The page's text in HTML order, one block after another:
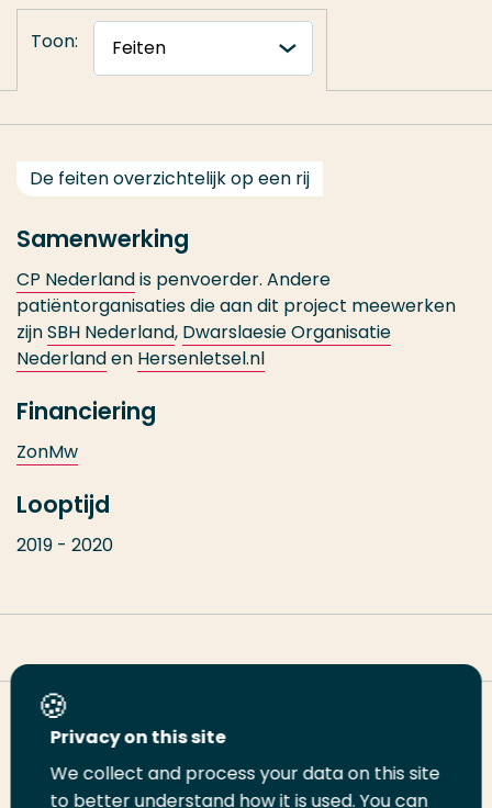
Toon:
De feiten overzichtelijk op een rij
Samenwerking
CP Nederlandis penvoerder. Andere
patiëntorganisaties die aan dit project meewerken
zijnSBH Nederland, Dwarslaesie Organisatie
Nederlanden Hersenletsel.nl
Financiering
ZonMw
Looptijd
2019 - 2020
Deel deze pagina
Privacy on this site
We collect and process your data on this site
to better understand how it is used. You can